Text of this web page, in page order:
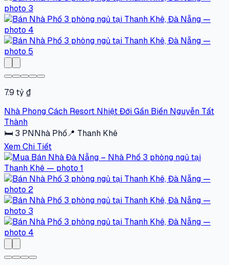
7.9 tỷ ₫
Nhà Phong Cách Resort Nhiệt Đới Gần Biển Nguyễn Tất
Thành
🛏 3 PNNhà Phố📍 Thanh Khê
Xem Chi Tiết